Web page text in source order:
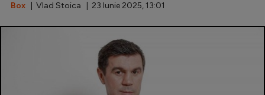
Box | Vlad Stoica | 23 Iunie 2025, 13:01